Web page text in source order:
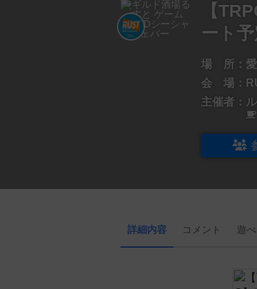
【
ート予
場 所：
会 場：
主催者：
詳細内容 コメント 遊